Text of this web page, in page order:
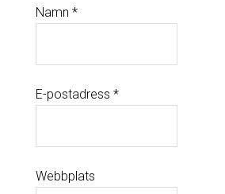
Namn *
E-postadress *
Webbplats